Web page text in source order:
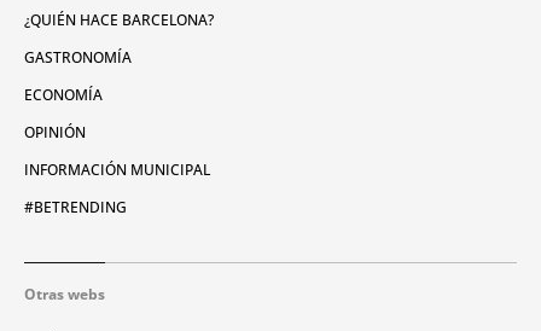
¿QUIÉN HACE BARCELONA?
GASTRONOMÍA
ECONOMÍA
OPINIÓN
INFORMACIÓN MUNICIPAL
#BETRENDING
Otras webs